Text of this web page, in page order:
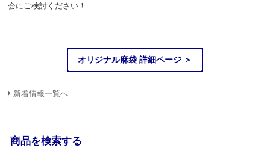
会にご検討ください！
オリジナル麻袋 詳細ページ ＞
新着情報一覧へ
商品を検索する